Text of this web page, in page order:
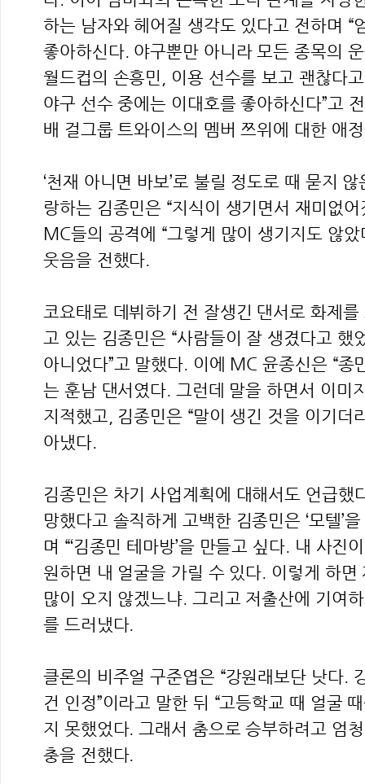
하는 남자와 헤어질 생각도 있다고 전하며 “
좋아하신다. 야구뿐만 아니라 모든 종목의
월드컵의 손흥민, 이용 선수를 보고 괜찮다
야구 선수 중에는 이대호를 좋아하신다”고
배 걸그룹 트와이스의 멤버 쯔위에 대한 애
‘천재 아니면 바보’로 불릴 정도로 때 묻지
랑하는 김종민은 “지식이 생기면서 재미없
MC들의 공격에 “그렇게 많이 생기지도 않
웃음을 전했다.
코요태로 데뷔하기 전 잘생긴 댄서로 화제
고 있는 김종민은 “사람들이 잘 생겼다고 했
아니었다”고 말했다. 이에 MC 윤종신은 “종
는 훈남 댄서였다. 그런데 말을 하면서 이미
지적했고, 김종민은 “말이 생긴 것을 이기더
아냈다.
김종민은 차기 사업계획에 대해서도 언급했
망했다고 솔직하게 고백한 김종민은 ‘모텔’
며 “‘김종민 테마방’을 만들고 싶다. 내 사진
원하면 내 얼굴을 가릴 수 있다. 이렇게 하면
많이 오지 않겠느냐. 그리고 저출산에 기여
를 드러냈다.
클론의 비주얼 구준엽은 “강원래보단 낫다.
건 인정”이라고 말한 뒤 “고등학교 때 얼굴
지 못했었다. 그래서 춤으로 승부하려고 엄
충을 전했다.